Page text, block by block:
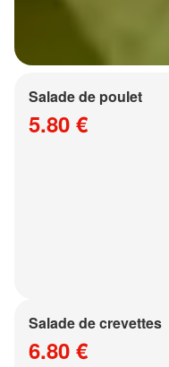
Salade de poulet
5.80 €
Salade de crevettes
6.80 €